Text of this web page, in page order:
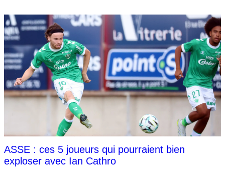
ASSE : ces 5 joueurs qui pourraient bien
exploser avec Ian Cathro